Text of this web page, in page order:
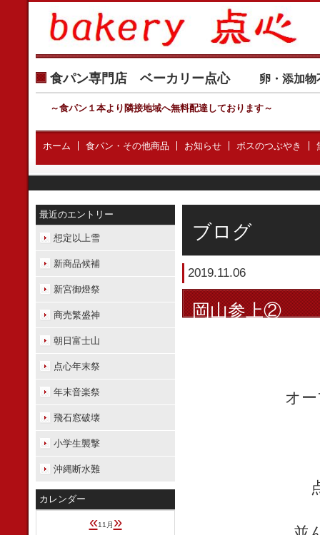
食パン専門店 ベーカリー点心 卵・添加
～食パン１本より隣接地域へ無料配達しております～
ホーム 食パン・その他商品 お知らせ ボスのつぶやき
ブログ
2019.11.06
岡山参上②
オ
最近のエントリー
想定以上雪
新商品候補
新宮御燈祭
商売繁盛神
朝日富士山
点心年末祭
年末音楽祭
飛石窓破壊
小学生襲撃
沖縄断水難
カレンダー
«11月 »